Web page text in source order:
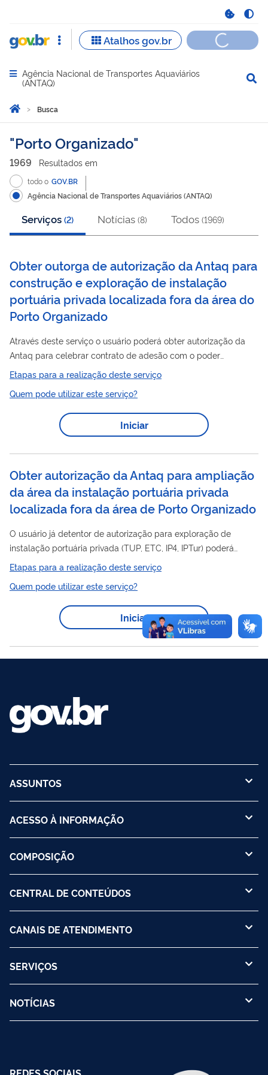
Abrir menu principal de navegação
Agência Nacional de Transportes Aquaviários
(ANTAQ)
Você está aqui:
Página Inicial
Busca
Busca
Porto Organizado
1969 Resultados em
todo o GOV.BR
Agência Nacional de Transportes Aquaviários (ANTAQ)
Serviços (2) Notícias (8) Todos (1969)
Obter outorga de autorização da Antaq para
construção e exploração de instalação
portuária privada localizada fora da área do
Porto Organizado
Através deste serviço o usuário poderá obter autorização da
Antaq para celebrar contrato de adesão com o poder
concedente (MPOR) visando à construção e exploração de
organizado, nas seguintes modalidades: I - TUP: Terminal de
Uso Privado; II - ETC: Estação de Transbordo de Carga; III-
IPTur: Instalação Portuária de Turismo; e IV - IP4: Instalação
Etapas para a realização deste serviço
Quem pode utilizar este serviço?
Iniciar
Obter autorização da Antaq para ampliação
da área da instalação portuária privada
localizada fora da área de Porto Organizado
O usuário já detentor de autorização para exploração de
instalação portuária privada (TUP, ETC, IP4, IPTur) poderá
solicitar autorização da Antaq para ampliação da área da
instalação localizada fora dos limites dos portos organizados,
conforme art. 35, II, do Decreto nº 8.033/2013. O Procedimento
é regido pelo Decreto nº 8.033/2013, pela Resolução
Normativa Antaq nº 71/2022 e pela Portaria MInfra nº
Etapas para a realização deste serviço
Quem pode utilizar este serviço?
Iniciar
ASSUNTOS
ACESSO À INFORMAÇÃO
COMPOSIÇÃO
CENTRAL DE CONTEÚDOS
CANAIS DE ATENDIMENTO
SERVIÇOS
NOTÍCIAS